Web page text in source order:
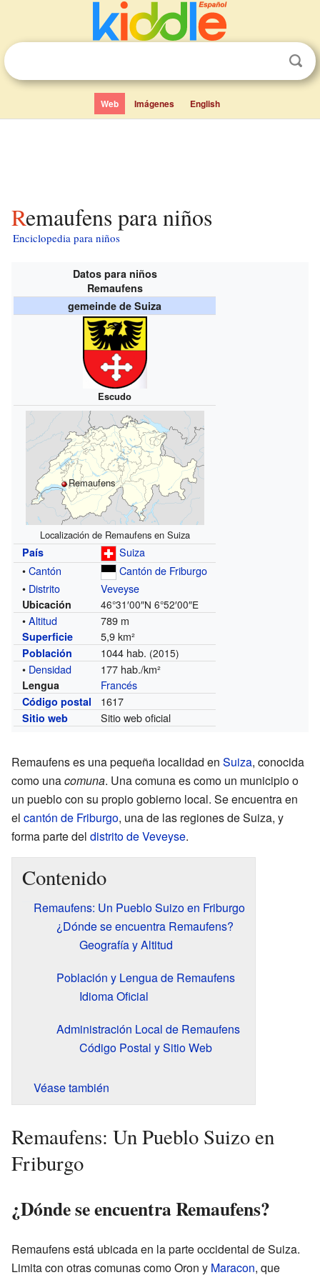
Web Imágenes English
Remaufens para niños
Enciclopedia para niños
Datos para niños
Remaufens
gemeinde de Suiza
Escudo
Remaufens
Localización de Remaufens en Suiza
País
Suiza
•Cantón
Cantón de Friburgo
• Distrito Veveyse
Ubicación 46°31′00″N 6°52′00″E
•Altitud 789 m
Superficie 5,9 km²
Población 1044 hab. (2015)
• Densidad 177 hab./km²
Lengua Francés
Código postal 1617
Sitio web Sitio web oficial
Remaufens es una pequeña localidad en Suiza, conocida
como unacomuna. Una comuna es como un municipio o
un pueblo con su propio gobierno local. Se encuentra en
el cantón de Friburgo, una de las regiones de Suiza, y
forma parte del distrito de Veveyse.
Contenido
Remaufens: Un Pueblo Suizo en Friburgo
¿Dónde se encuentra Remaufens?
Geografía y Altitud
Población y Lengua de Remaufens
Idioma Oficial
Administración Local de Remaufens
Código Postal y Sitio Web
Véase también
Remaufens: Un Pueblo Suizo en
Friburgo
¿Dónde se encuentra Remaufens?
Remaufens está ubicada en la parte occidental de Suiza.
Limita con otras comunas como Oron y Maracon, que